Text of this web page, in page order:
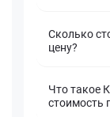
Сколько
цену?
Что такое
стоимость